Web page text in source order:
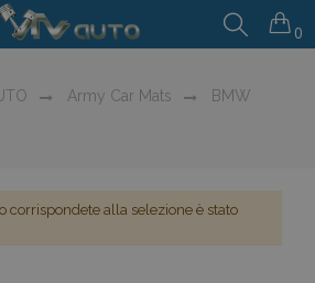
0
Army Car Mats
BMW
corrispondete alla selezione è stato